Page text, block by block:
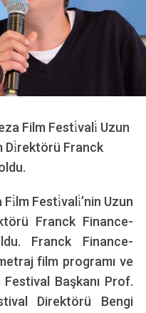
Film Festi̇vali̇ Uzun
Di̇rektörü Franck
Fi̇lm Festi̇vali̇’nin Uzun
Franck Finance-
Franck Finance-
film programı ve
Festival Başkanı Prof.
Direktörü Bengi